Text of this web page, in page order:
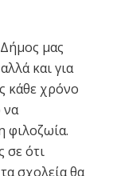
μας
και για
κάθε χρόνο
να
φιλοζωία.
σε ότι
σχολεία θα